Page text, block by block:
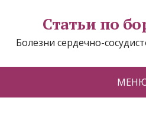
Статьи по
Болезни сердечно-